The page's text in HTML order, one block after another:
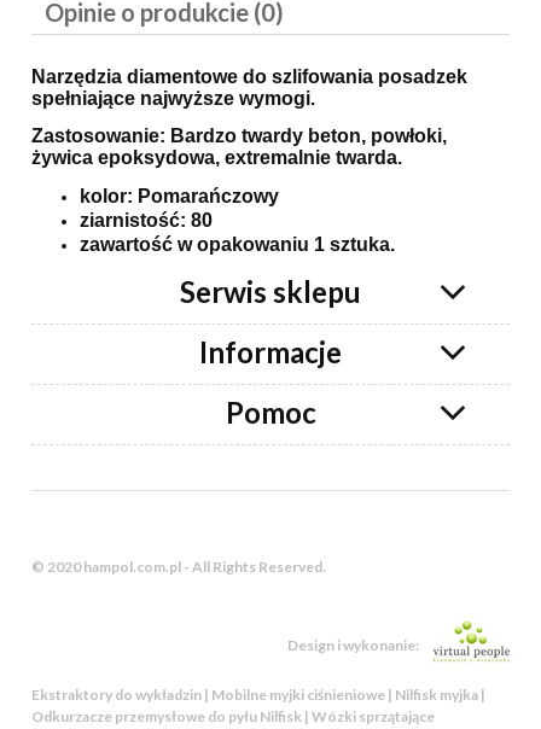
Opinie o produkcie (0)
Narzędzia diamentowe do szlifowania posadzek
spełniające najwyższe wymogi.
Zastosowanie: Bardzo twardy beton, powłoki,
żywica epoksydowa, extremalnie twarda.
kolor: Pomarańczowy
ziarnistość: 80
zawartość w opakowaniu 1 sztuka.
Serwis sklepu
Informacje
Pomoc
© 2020 hampol.com.pl - All Rights Reserved.
Design i wykonanie:
Ekstraktory do wykładzin | Mobilne myjki ciśnieniowe | Nilfisk myjka |
Odkurzacze przemysłowe do pyłu Nilfisk | Wózki sprzątające